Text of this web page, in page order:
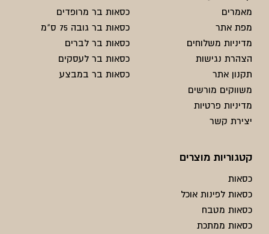
מאמרים
מפת אתר
מדיניות משלוחים
הצהרת נגישות
תקנון אתר
משווקים מורשים
מדיניות פרטיות
יצירת קשר
כסאות בר מרופדים
כסאות בר גובה 75 ס"מ
כסאות בר לברים
כסאות בר לעסקים
כסאות בר במבצע
קטגוריות מוצרים
כסאות
כסאות לפינות אוכל
כסאות מטבח
כסאות ממתכת